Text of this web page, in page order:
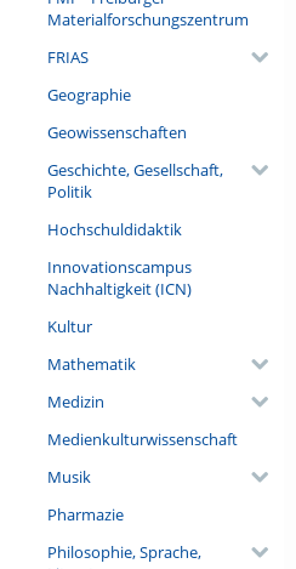
Materialforschungszentrum
FRIAS
Geographie
Geowissenschaften
Geschichte, Gesellschaft,
Politik
Hochschuldidaktik
Innovationscampus
Nachhaltigkeit (ICN)
Kultur
Mathematik
Medizin
Medienkulturwissenschaft
Musik
Pharmazie
Philosophie, Sprache,